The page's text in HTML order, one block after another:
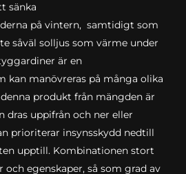
sänka
på vintern, samtidigt som
såväl solljus som värme under
är en
kan manövreras på många olika
produkt från mängden är
dras uppifrån och ner eller
prioriterar insynsskydd nedtill
upptill. Kombinationen stort
egenskaper, så som grad av